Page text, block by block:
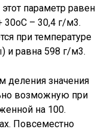
параметр равен
30оС – 30,4 г/м3.
при температуре
и равна 598 г/м3.
деления значения
возможную при
на 100.
Повсеместно